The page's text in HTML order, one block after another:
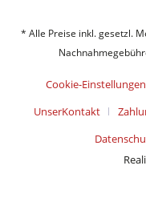
* Alle Preise inkl. gesetzl.
Cookie-Einstellungen
UnserKontakt